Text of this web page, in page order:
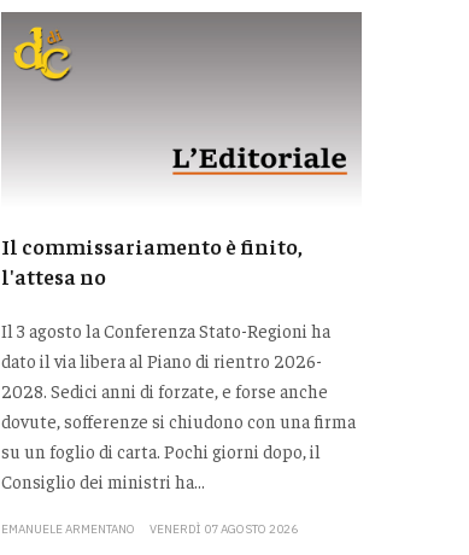
Il commissariamento è finito,
l'attesa no
Il 3 agosto la Conferenza Stato-Regioni ha
dato il via libera al Piano di rientro 2026-
2028. Sedici anni di forzate, e forse anche
dovute, sofferenze si chiudono con una firma
su un foglio di carta. Pochi giorni dopo, il
Consiglio dei ministri ha...
EMANUELE ARMENTANO VENERDÌ 07 AGOSTO 2026